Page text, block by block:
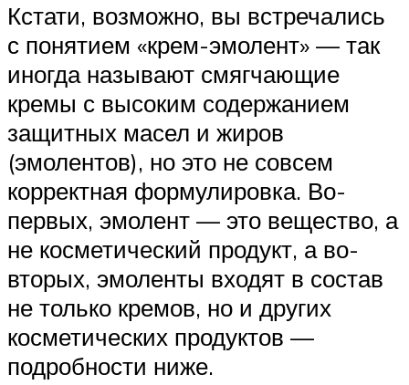
Кстати, возможно, вы встречались
с понятием «крем-эмолент» — так
иногда называют смягчающие
кремы с высоким содержанием
защитных масел и жиров
(эмолентов), но это не совсем
корректная формулировка. Во-
первых, эмолент — это вещество, а
не косметический продукт, а во-
вторых, эмоленты входят в состав
не только кремов, но и других
косметических продуктов —
подробности ниже.